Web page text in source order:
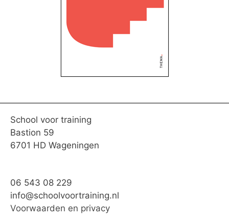
School voor training
Bastion 59
6701 HD Wageningen
06 543 08 229
info@schoolvoortraining.nl
Voorwaarden en privacy